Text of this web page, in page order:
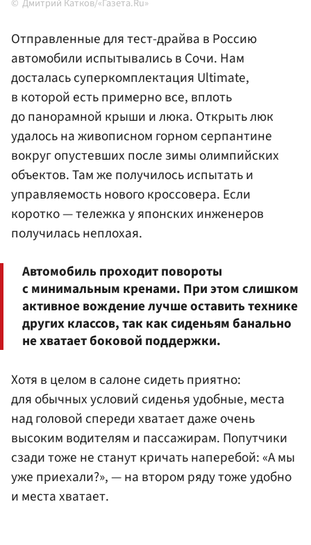
Отправленные для тест-драйва в Россию
автомобили испытывались в Сочи. Нам
досталась суперкомплектация Ultimate,
в которой есть примерно все, вплоть
до панорамной крыши и люка. Открыть люк
удалось на живописном горном серпантине
вокруг опустевших после зимы олимпийских
объектов. Там же получилось испытать и
управляемость нового кроссовера. Если
коротко — тележка у японских инженеров
получилась неплохая.
Автомобиль проходит повороты
с минимальным кренами. При этом слишком
активное вождение лучше оставить технике
других классов, так как сиденьям банально
не хватает боковой поддержки.
Хотя в целом в салоне сидеть приятно:
для обычных условий сиденья удобные, места
над головой спереди хватает даже очень
высоким водителям и пассажирам. Попутчики
сзади тоже не станут кричать наперебой: «А мы
уже приехали?», — на втором ряду тоже удобно
и места хватает.